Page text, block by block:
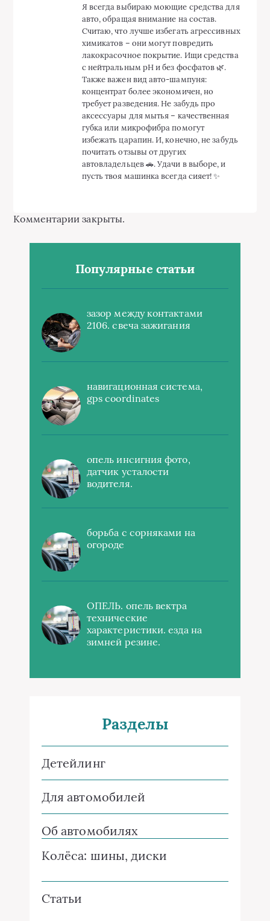
Я всегда выбираю моющие средства для
авто, обращая внимание на состав.
Считаю, что лучше избегать агрессивных
химикатов – они могут повредить
лакокрасочное покрытие. Ищи средства
с нейтральным pH и без фосфатов 🌿.
Также важен вид авто-шампуня:
концентрат более экономичен, но
требует разведения. Не забудь про
аксессуары для мытья – качественная
губка или микрофибра помогут
избежать царапин. И, конечно, не забудь
почитать отзывы от других
автовладельцев 🚗. Удачи в выборе, и
пусть твоя машинка всегда сияет! ✨
Комментарии закрыты.
Популярные статьи
зазор между контактами
2106. свеча зажигания
навигационная система,
gps coordinates
опель инсигния фото,
датчик усталости
водителя.
борьба с сорняками на
огороде
ОПЕЛЬ. опель вектра
технические
характеристики. езда на
зимней резине.
Разделы
Детейлинг
Для автомобилей
Об автомобилях
Колёса: шины, диски
Статьи